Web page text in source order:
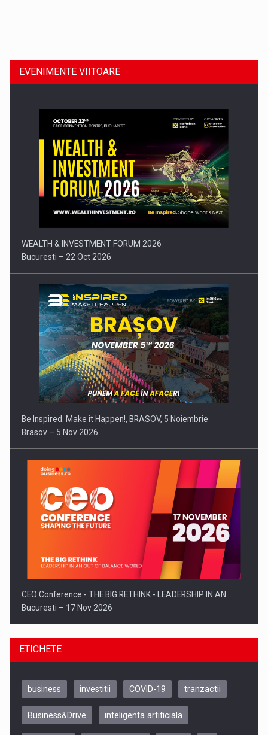
Comunicat de presa: Joburile part-time reincep sa intre pe…
EVENIMENTE VIITOARE
WEALTH & INVESTMENT FORUM 2026
Bucuresti – 22 Oct 2026
Be Inspired. Make it Happen!, BRASOV, 5 Noiembrie
Brasov – 5 Nov 2026
CEO Conference - THE BIG RETHINK - LEADERSHIP IN AN…
Bucuresti – 17 Nov 2026
ETICHETE
business investitii COVID-19 tranzactii
Business&Drive inteligenta artificiala